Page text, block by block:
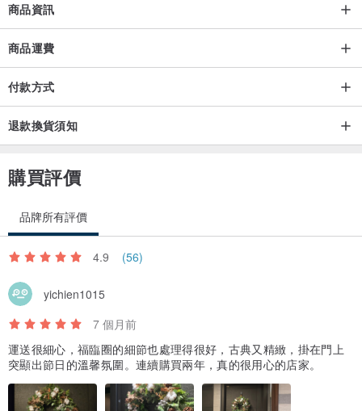
商品資訊
商品運費
付款方式
退款換貨須知
購買評價
品牌所有評價
4.9 (56)
yichien1015
7 個月前
運送很細心，福臨圈的細節也處理得很好，古典又精緻，掛在門上
突顯出節日的溫馨氛圍。連續購買兩年，真的很用心的店家。